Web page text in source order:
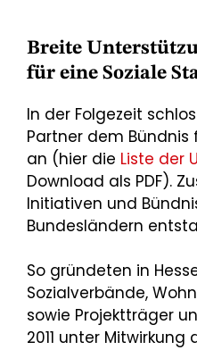
Breite
für eine Soziale
In der Folgezeit
Partner dem Bündnis
an (hier die Liste der
Download als PDF).
Initiativen und
Bundesländern
So gründeten in
Sozialverbände,
sowie Projektträger
2011 unter